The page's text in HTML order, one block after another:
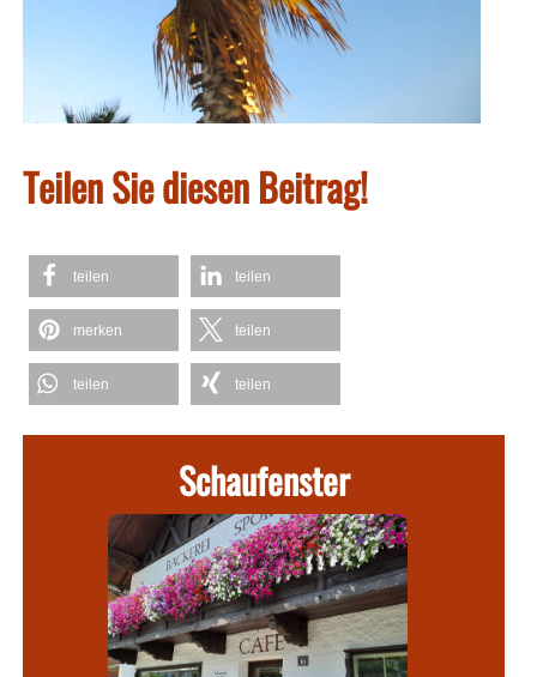
Teilen Sie diesen Beitrag!
teilen teilen
merken teilen
teilen teilen
Schaufenster